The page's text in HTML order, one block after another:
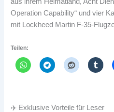
Operation Capability“ und vier
mit Lockheed Martin F-35-
Teilen:
✈️ Exklusive Vorteile für Leser